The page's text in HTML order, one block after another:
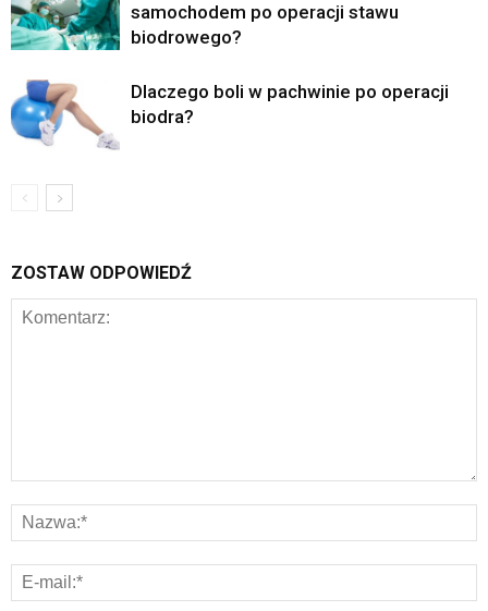
samochodem po operacji stawu
biodrowego?
Dlaczego boli w pachwinie po operacji
biodra?
ZOSTAW ODPOWIEDŹ